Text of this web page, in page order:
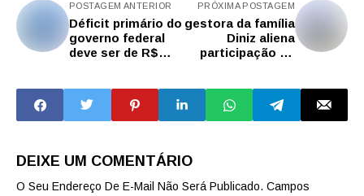
POSTAGEM ANTERIOR
Déficit primário do
governo federal
deve ser de R$
PRÓXIMA POSTAGEM
gestora da família
Diniz aliena
participação no
DEIXE UM COMENTÁRIO
O Seu Endereço De E-Mail Não Será Publicado. Campos